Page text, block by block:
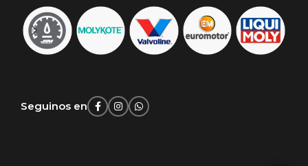
Seguinos en